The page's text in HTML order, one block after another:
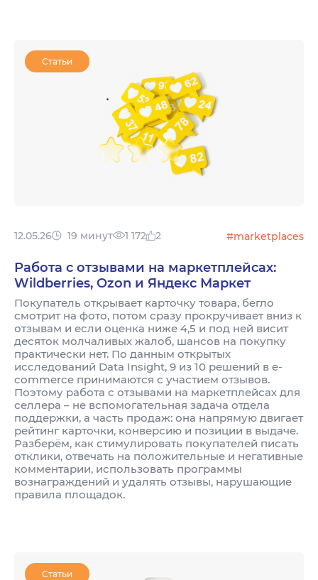
Статьи
12.05.26 19 минут 1 172 2 #marketplaces
Работа с отзывами на маркетплейсах:
Wildberries, Ozon и Яндекс Маркет
Покупатель открывает карточку товара, бегло
смотрит на фото, потом сразу прокручивает вниз к
отзывам и если оценка ниже 4,5 и под ней висит
десяток молчаливых жалоб, шансов на покупку
практически нет. По данным открытых
исследований Data Insight, 9 из 10 решений в e-
commerce принимаются с участием отзывов.
Поэтому работа с отзывами на маркетплейсах для
селлера – не вспомогательная задача отдела
поддержки, а часть продаж: она напрямую двигает
рейтинг карточки, конверсию и позиции в выдаче.
Разберём, как стимулировать покупателей писать
отклики, отвечать на положительные и негативные
комментарии, использовать программы
вознаграждений и удалять отзывы, нарушающие
правила площадок.
Статьи